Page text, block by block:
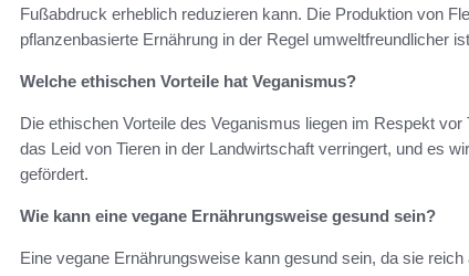
Fußabdruck erheblich reduzieren kann. Die Produktion von
pflanzenbasierte Ernährung in der Regel umweltfreundlicher
Welche ethischen Vorteile hat Veganismus?
Die ethischen Vorteile des Veganismus liegen im Respekt
das Leid von Tieren in der Landwirtschaft verringert, und es
gefördert.
Wie kann eine vegane Ernährungsweise gesund sein?
Eine vegane Ernährungsweise kann gesund sein, da sie